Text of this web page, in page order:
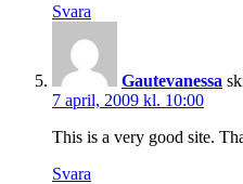
Svara
Gautevanessa
7 april, 2009 kl. 10:00
This is a very good site.
Svara